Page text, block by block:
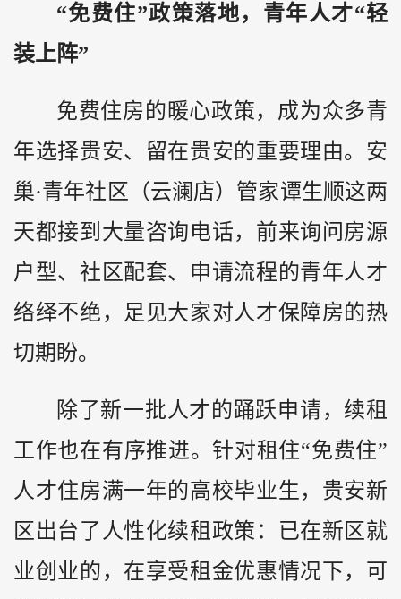
“免费住”政策落地，青年人才“轻
装上阵”
免费住房的暖心政策，成为众多青
年选择贵安、留在贵安的重要理由。安
巢·青年社区（云澜店）管家谭生顺这两
天都接到大量咨询电话，前来询问房源
户型、社区配套、申请流程的青年人才
络绎不绝，足见大家对人才保障房的热
切期盼。
除了新一批人才的踊跃申请，续租
工作也在有序推进。针对租住“免费住”
人才住房满一年的高校毕业生，贵安新
区出台了人性化续租政策：已在新区就
业创业的，在享受租金优惠情况下，可